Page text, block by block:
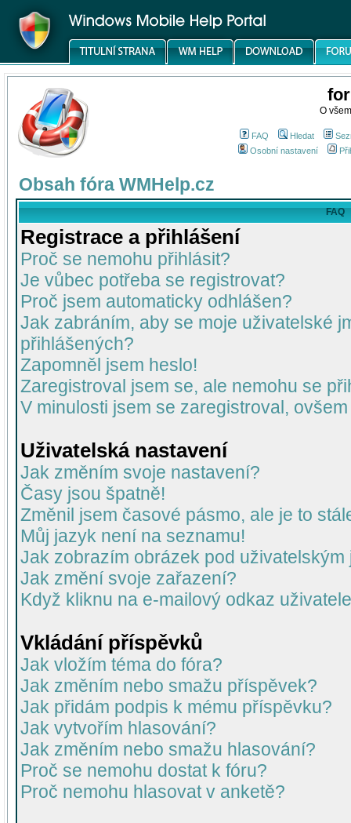
O
FAQ Hledat
Osobní nastavení
Obsah fóra WMHelp.cz
FAQ
Registrace a přihlášení
Proč se nemohu přihlásit?
Je vůbec potřeba se registrovat?
Proč jsem automaticky odhlášen?
Jak zabráním, aby se moje uživatelské
přihlášených?
Zapomněl jsem heslo!
Zaregistroval jsem se, ale nemohu se
V minulosti jsem se zaregistroval,
Uživatelská nastavení
Jak změním svoje nastavení?
Časy jsou špatně!
Změnil jsem časové pásmo, ale je to
Můj jazyk není na seznamu!
Jak zobrazím obrázek pod uživatelským
Jak změní svoje zařazení?
Když kliknu na e-mailový odkaz
Vkládání příspěvků
Jak vložím téma do fóra?
Jak změním nebo smažu příspěvek?
Jak přidám podpis k mému příspěvku?
Jak vytvořím hlasování?
Jak změním nebo smažu hlasování?
Proč se nemohu dostat k fóru?
Proč nemohu hlasovat v anketě?